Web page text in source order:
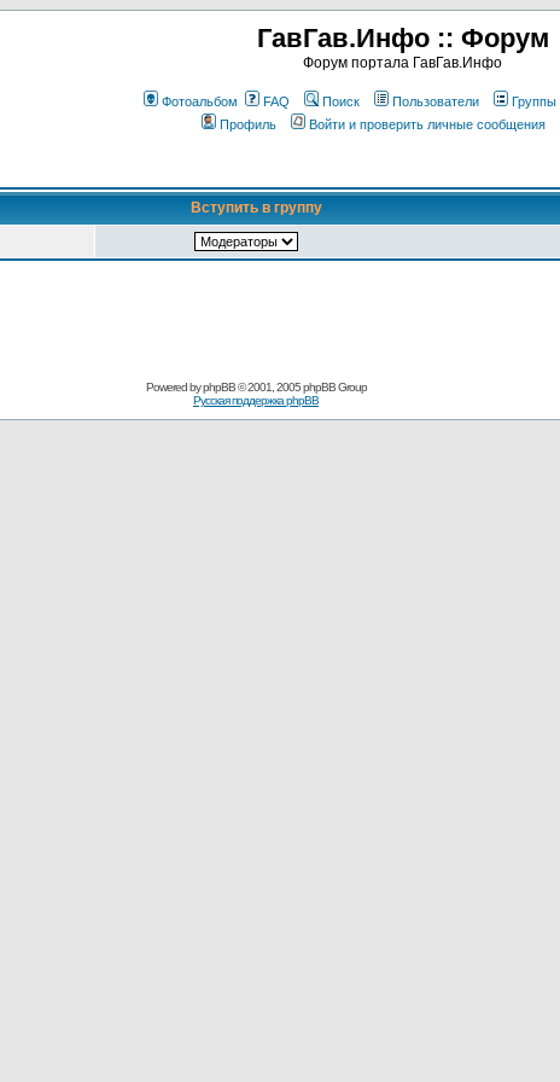
ГавГав.Инфо :: Форум
Форум портала ГавГав.Инфо
Фотоальбом FAQ Поиск Пользователи Группы
Профиль
Войти и проверить личные сообщения
Вступить в группу
Powered byphpBB© 2001, 2005 phpBB Group
Русская поддержка phpBB